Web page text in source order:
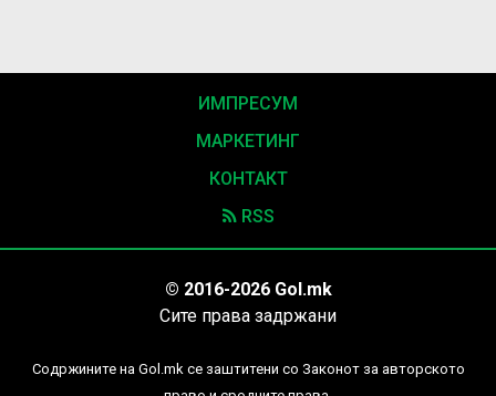
ИМПРЕСУМ
МАРКЕТИНГ
КОНТАКТ
RSS
© 2016-2026 Gol.mk
Сите права задржани
Содржините на Gol.mk се заштитени со Законот за авторското